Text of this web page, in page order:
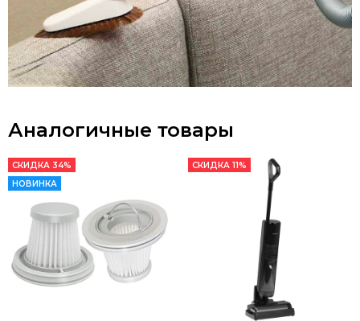
Аналогичные товары
СКИДКА 34%
НОВИНКА
СКИДКА 11%